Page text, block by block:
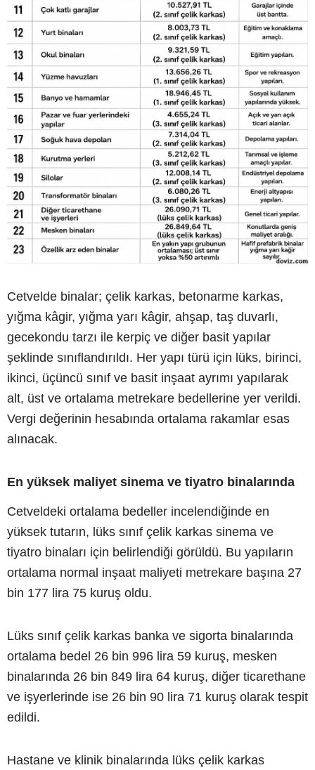
Cetvelde binalar; çelik karkas, betonarme karkas,
yığma kâgir, yığma yarı kâgir, ahşap, taş duvarlı,
gecekondu tarzı ile kerpiç ve diğer basit yapılar
şeklinde sınıflandırıldı. Her yapı türü için lüks, birinci,
ikinci, üçüncü sınıf ve basit inşaat ayrımı yapılarak
alt, üst ve ortalama metrekare bedellerine yer verildi.
Vergi değerinin hesabında ortalama rakamlar esas
alınacak.
En yüksek maliyet sinema ve tiyatro binalarında
Cetveldeki ortalama bedeller incelendiğinde en
yüksek tutarın, lüks sınıf çelik karkas sinema ve
tiyatro binaları için belirlendiği görüldü. Bu yapıların
ortalama normal inşaat maliyeti metrekare başına 27
bin 177 lira 75 kuruş oldu.
Lüks sınıf çelik karkas banka ve sigorta binalarında
ortalama bedel 26 bin 996 lira 59 kuruş, mesken
binalarında 26 bin 849 lira 64 kuruş, diğer ticarethane
ve işyerlerinde ise 26 bin 90 lira 71 kuruş olarak tespit
edildi.
Hastane ve klinik binalarında lüks çelik karkas